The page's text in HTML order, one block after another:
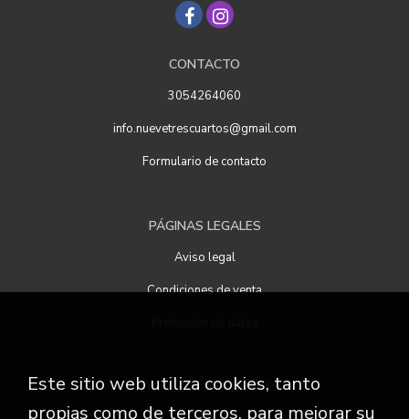
CONTACTO
3054264060
info.nuevetrescuartos@gmail.com
Formulario de contacto
PÁGINAS LEGALES
Aviso legal
Condiciones de venta
ATENCIÓN AL CLIENTE
Este sitio web utiliza cookies, tanto
propias como de terceros, para mejorar su